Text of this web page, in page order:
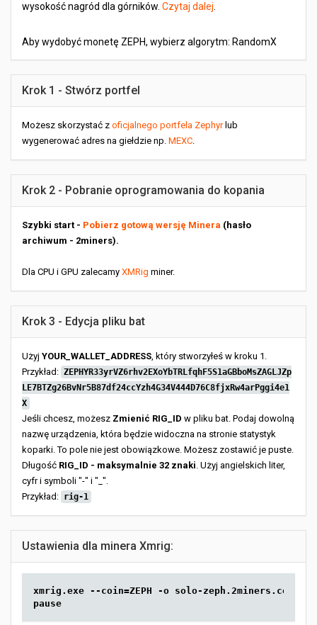
wysokość nagród dla górników. Czytaj dalej
Aby wydobyć monetę ZEPH, wybierz algorytm: RandomX
Krok 1 - Stwórz portfel
Możesz skorzystać z oficjalnego portfela Zephyrlub
wygenerować adres na giełdzie np. MEXC.
Krok 2 - Pobranie oprogramowania do kopania
Szybki start - Pobierz gotową wersję Minera (hasło
archiwum - 2miners).
Dla CPU i GPU zalecamy XMRig miner.
Krok 3 - Edycja pliku bat
Użyj YOUR_WALLET_ADDRESS, który stworzyłeś w kroku 1.
Przykład: ZEPHYR33yrVZ6rhv2EXoYbTRLfqhF5S1aGBboMsZAGLJZp
LE7BTZg26BvNr5B87df24ccYzh4G34V444D76C8fjxRw4arPggi4e1
X
Jeśli chcesz, możesz Zmienić RIG_ID w pliku bat. Podaj dowolną
nazwę urządzenia, która będzie widoczna na stronie statystyk
koparki. To pole nie jest obowiązkowe. Możesz zostawić je puste.
Długość RIG_ID - maksymalnie 32 znaki. Użyj angielskich liter,
cyfr i symboli "-" i "_".
Przykład: rig-1
Ustawienia dla minera Xmrig:
xmrig.exe --coin=ZEPH -o solo-zeph.2miners.com:4444 -
pause